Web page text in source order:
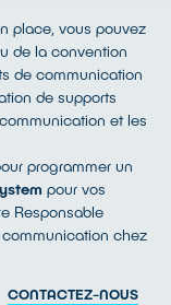
place, vous pouvez
de la convention
de communication
de supports
et les
programmer un
pour vos
Responsable
chez
CONTACTEZ-NOUS